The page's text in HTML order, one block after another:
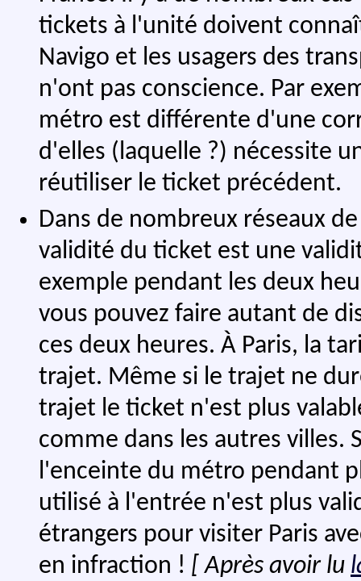
tickets à l'unité doivent
Navigo et les usagers des
n'ont pas conscience. Par
métro est différente d'une
d'elles (laquelle ?) nécessite
réutiliser le ticket précédent.
Dans de nombreux réseaux
validité du ticket est une
exemple pendant les deux
vous pouvez faire autant de
ces deux heures. À Paris, la
trajet. Même si le trajet ne
trajet le ticket n'est plus
comme dans les autres villes.
l'enceinte du métro pendant
utilisé à l'entrée n'est plus
étrangers pour visiter Paris
en infraction ! [ Après avoir lu